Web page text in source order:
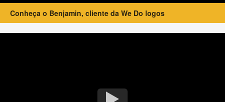
Conheça o Benjamin, cliente da We Do logos